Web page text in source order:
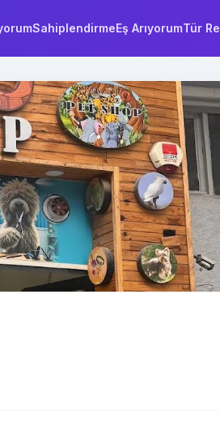
SahiplendirmeEş ArıyorumTür